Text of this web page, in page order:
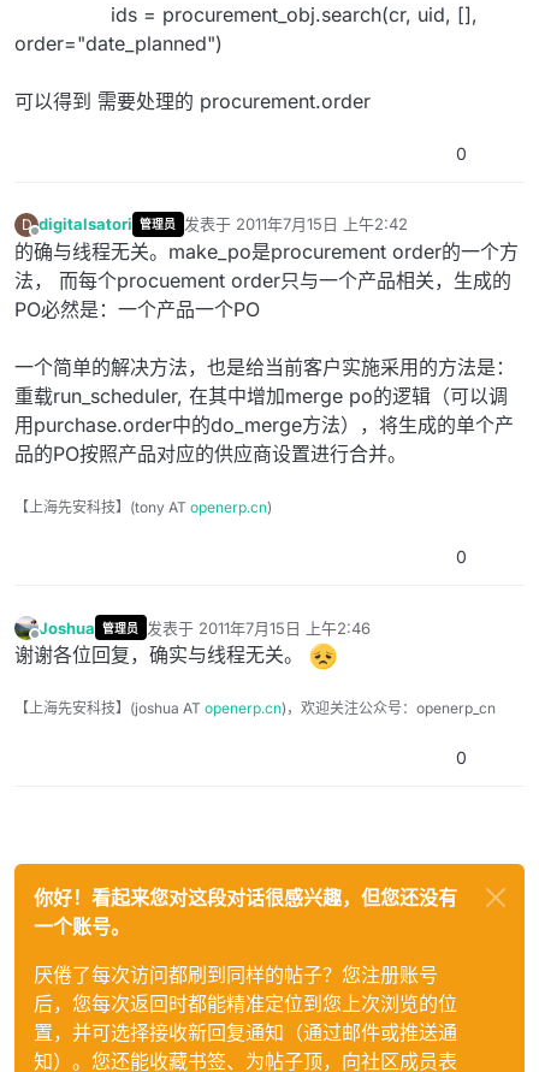
ids = procurement_obj.search(cr, uid, [],
order="date_planned")
可以得到 需要处理的 procurement.order
0
D
离线
digitalsatori 管理员 发表于 2011年7月15日 上午2:42
最后由 编辑
的确与线程无关。make_po是procurement order的一个方
法， 而每个procuement order只与一个产品相关，生成的
PO必然是：一个产品一个PO
一个简单的解决方法，也是给当前客户实施采用的方法是：
重载run_scheduler, 在其中增加merge po的逻辑（可以调
用purchase.order中的do_merge方法），将生成的单个产
品的PO按照产品对应的供应商设置进行合并。
【上海先安科技】(tony AT openerp.cn)
0
离线
Joshua 管理员 发表于 2011年7月15日 上午2:46
最后由 编辑
谢谢各位回复，确实与线程无关。
【上海先安科技】(joshua AT openerp.cn)，欢迎关注公众号：openerp_cn
0
你好！看起来您对这段对话很感兴趣，但您还没有
一个账号。
厌倦了每次访问都刷到同样的帖子？您注册账号
后，您每次返回时都能精准定位到您上次浏览的位
置，并可选择接收新回复通知（通过邮件或推送通
知）。您还能收藏书签、为帖子顶，向社区成员表